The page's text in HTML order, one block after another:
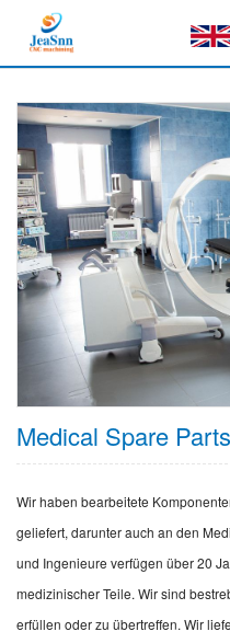
Heim
Medical Spare
Wir haben bearbeitete
geliefert, darunter auch an den
und Ingenieure verfügen über 20
medizinischer Teile. Wir sind
erfüllen oder zu übertreffen. Wir